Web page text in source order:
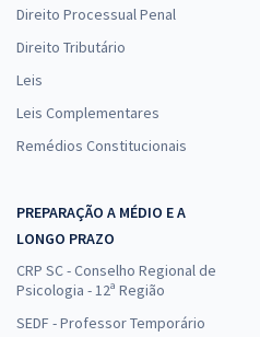
Direito Processual Penal
Direito Tributário
Leis
Leis Complementares
Remédios Constitucionais
PREPARAÇÃO A MÉDIO E A
LONGO PRAZO
CRP SC - Conselho Regional de
Psicologia - 12ª Região
SEDF - Professor Temporário